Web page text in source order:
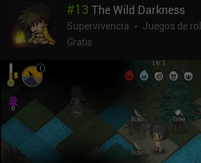
#13 The Wild Darkness
Supervivencia
Juegos de rol
Gratis